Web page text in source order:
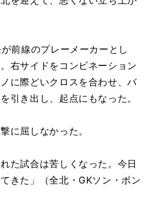
前線のプレーメーカーとし
右サイドをコンビネーション
に際どいクロスを合わせ、バ
引き出し、起点にもなった。
に屈しなかった。
た試合は苦しくなった。今日
きた」（全北・GKソン・ボン